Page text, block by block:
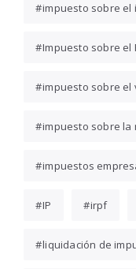
impuesto sobre
Impuesto sobre el
impuesto sobre el
impuesto sobre la
impuestos
IP irpf
liquidación de